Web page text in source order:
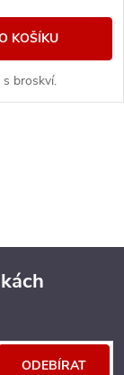
KOŠÍKU
s broskví.
ODEBÍRAT